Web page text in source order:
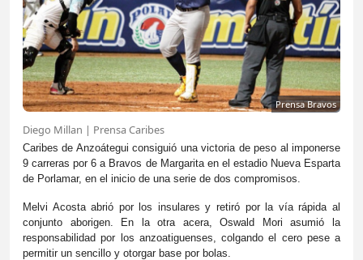
Prensa Bravos
Diego Millan | Prensa Caribes
Caribes de Anzoátegui consiguió una victoria de peso al imponerse
9 carreras por 6 a Bravos de Margarita en el estadio Nueva Esparta
de Porlamar, en el inicio de una serie de dos compromisos.
Melvi Acosta abrió por los insulares y retiró por la vía rápida al
conjunto aborigen. En la otra acera, Oswald Mori asumió la
responsabilidad por los anzoatiguenses, colgando el cero pese a
permitir un sencillo y otorgar base por bolas.